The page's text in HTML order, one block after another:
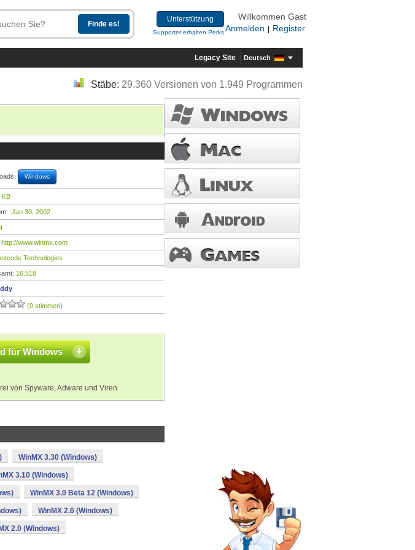
Unterstützung
Supporter erhalten Perks
Willkommen Gast
Anmelden
Register
Legacy Site Deutsch
Stäbe: 29.360 Versionen von 1.949 Programmen
Windows
KB
Jan 30, 2002
http://www.winmx.com
Technologies
16.518
(0 stimmen)
für Windows
von Spyware, Adware und Viren
WinMX 3.30 (Windows)
3.10 (Windows)
WinMX 3.0 Beta 12 (Windows)
WinMX 2.6 (Windows)
2.0 (Windows)